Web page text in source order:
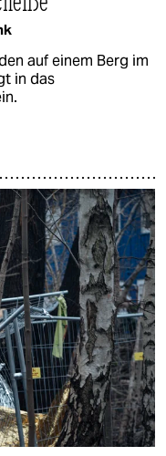
auf einem Berg im
in das